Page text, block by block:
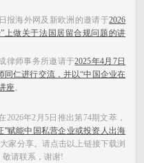
报海外网及新欧洲的邀请于2026
上做关于法国居留合规问题的讲
律师事务所邀请于2025年4月7日
同仁进行交流，并以“中国企业在
座。
2026年2月5日推出第74期文萃，
"赋能中国私营企业或投资人出海
家分享。 请点击以上链接下载浏
敬请联系，谢谢!